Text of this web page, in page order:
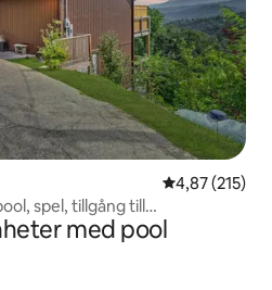
4,87 av 5 i
4,87 (215)
spel, tillgång till
med pool